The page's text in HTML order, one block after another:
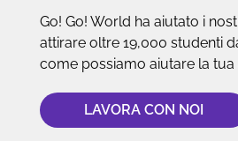
Go! Go! World ha aiutato i
attirare oltre 19,000 studenti
come possiamo aiutare la tua
LAVORA CON NOI